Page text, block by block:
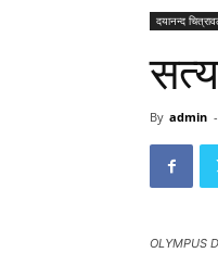
दयानन्द
By admin -
OLYMPUS